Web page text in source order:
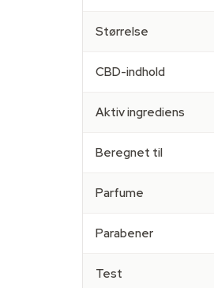
Størrelse
CBD-indhold
Aktiv ingrediens
Beregnet til
Parfume
Parabener
Test